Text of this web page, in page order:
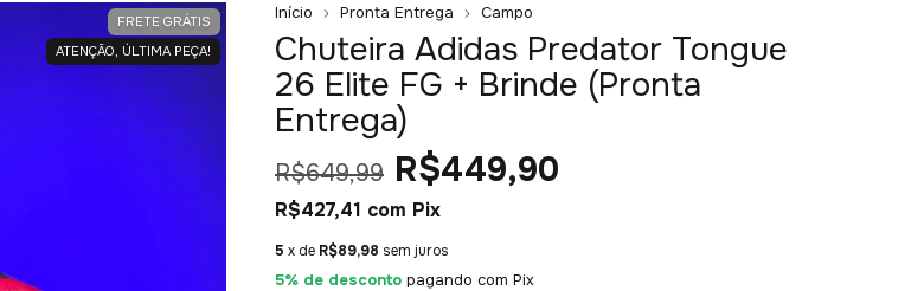
FRETE GRÁTIS
ATENÇÃO, ÚLTIMA PEÇA!
Início Pronta Entrega Campo
Chuteira Adidas Predator Tongue
26 Elite FG + Brinde (Pronta
Entrega)
R$649,99 R$449,90
R$427,41 com Pix
5 x de R$89,98 sem juros
5% de desconto pagando com Pix